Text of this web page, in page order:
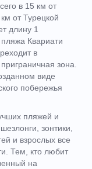
в 15 км от
от Турецкой
длину 1
Квариати
в
зона.
виде
побережья
пляжей и
зонтики,
и взрослых все
Тем, кто любит
на